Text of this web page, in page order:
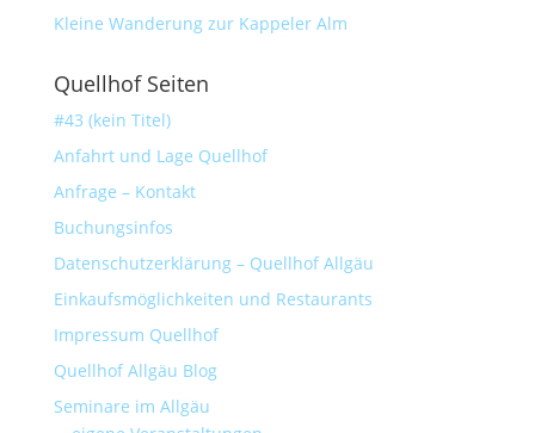
Kleine Wanderung zur Kappeler Alm
Quellhof Seiten
#43 (kein Titel)
Anfahrt und Lage Quellhof
Anfrage – Kontakt
Buchungsinfos
Datenschutzerklärung – Quellhof Allgäu
Einkaufsmöglichkeiten und Restaurants
Impressum Quellhof
Quellhof Allgäu Blog
Seminare im Allgäu